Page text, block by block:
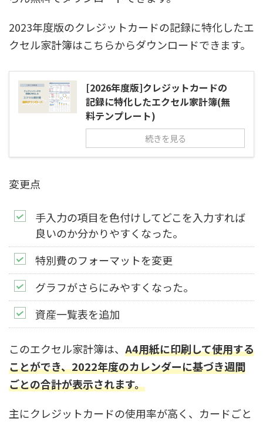
2023年度版のクレジットカードの記録に特化したエ
クセル家計簿はこちらからダウンロードできます。
[2026年度版]クレジットカードの
記録に特化したエクセル家計簿(無
料テンプレート)
続きを見る
変更点
手入力の項目を色付けしてどこを入力すれば
良いのか分かりやすくなった。
特別費のフォーマットを変更
グラフがさらにみやすくなった。
資産一覧表を追加
このエクセル家計簿は、 A4用紙に印刷して使用する
ことができ、2022年度のカレンダーに基づき週間
ごとの合計が表示されます。
主にクレジットカードの使用率が高く、カードごと